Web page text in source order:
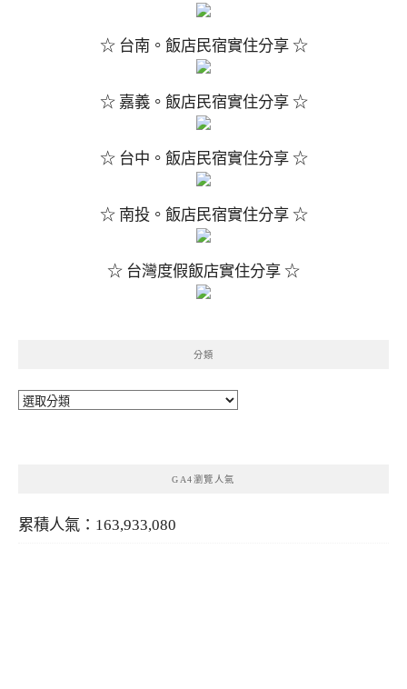
☆ 台南。飯店民宿實住分享 ☆
☆ 嘉義。飯店民宿實住分享 ☆
☆ 台中。飯店民宿實住分享 ☆
☆ 南投。飯店民宿實住分享 ☆
☆ 台灣度假飯店實住分享 ☆
分類
分
GA4瀏覽人氣
累積人氣：163,933,080